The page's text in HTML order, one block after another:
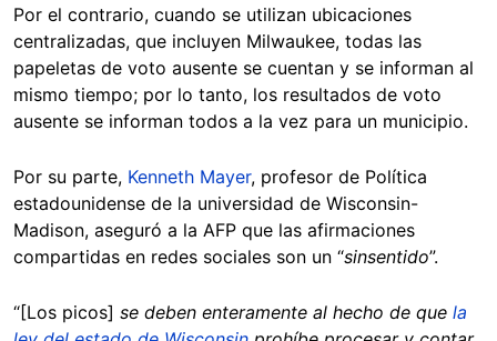
Por el contrario, cuando se utilizan ubicaciones
centralizadas, que incluyen Milwaukee, todas las
papeletas de voto ausente se cuentan y se informan al
mismo tiempo; por lo tanto, los resultados de voto
ausente se informan todos a la vez para un municipio.
Por su parte, Kenneth Mayer, profesor de Política
estadounidense de la universidad de Wisconsin-
Madison, aseguró a la AFP que las afirmaciones
compartidas en redes sociales son un “sinsentido”.
“[Los picos] se deben enteramente al hecho de que la